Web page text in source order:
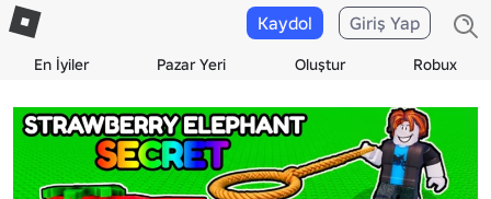
En İyiler Pazar Yeri Oluştur Robux
Kaydol Giriş Yap